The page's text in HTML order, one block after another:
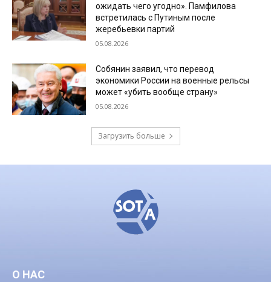
ожидать чего угодно». Памфилова
встретилась с Путиным после
жеребьевки партий
05.08.2026
Собянин заявил, что перевод
экономики России на военные рельсы
может «убить вообще страну»
05.08.2026
Загрузить больше
О НАС